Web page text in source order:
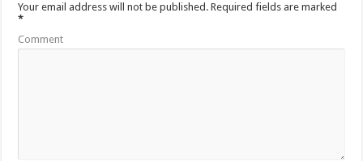
Your email address will not be published. Required fields are marked
*
Comment